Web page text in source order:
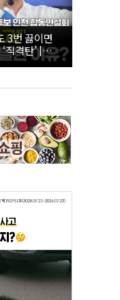
3번 끓이면
직격탄’ |
최고위원 후